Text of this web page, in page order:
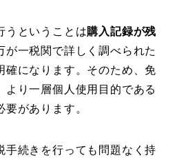
うということは購入記録が残
が一税関で詳しく調べられた
確になります。そのため、免
より一層個人使用目的である
があります。
手続きを行っても問題なく持